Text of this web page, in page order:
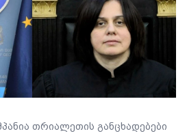
თრიალეთის განცხადებები